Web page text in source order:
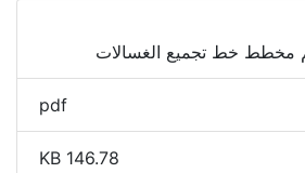
مخطط خط تجميع الغسالات
pdf
146.78 KB